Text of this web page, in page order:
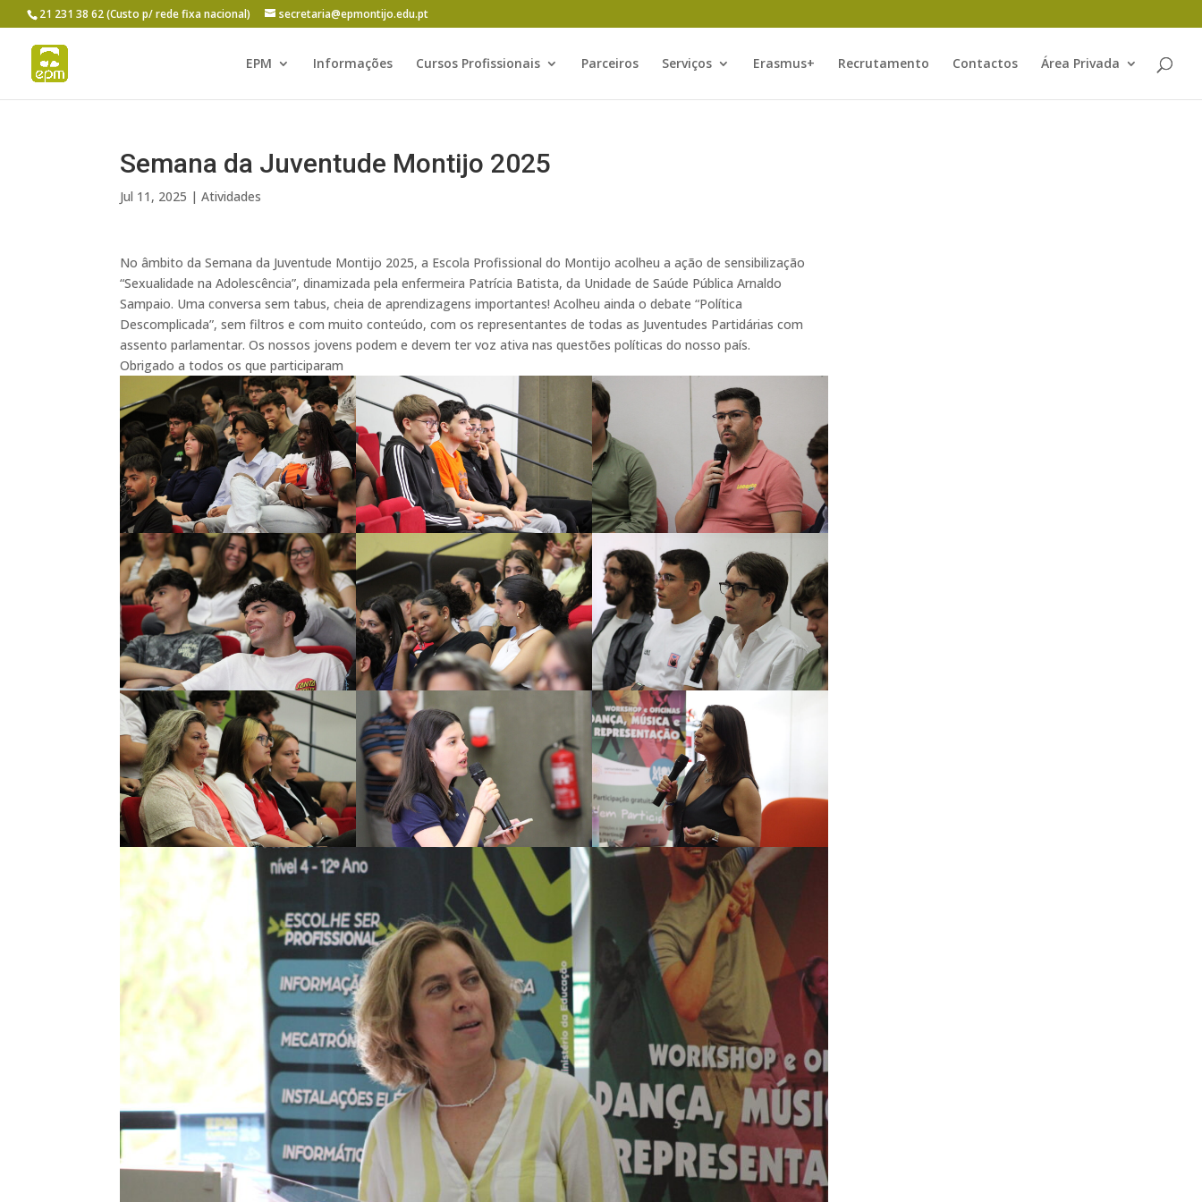
21 231 38 62 (Custo p/ rede fixa nacional) secretaria@epmontijo.edu.pt
EPM Informações Cursos Profissionais Parceiros Serviços Erasmus+ Recrutamento Contactos Área Privada
Semana da Juventude Montijo 2025
Jul 11, 2025 |Atividades
No âmbito da Semana da Juventude Montijo 2025, a Escola Profissional do Montijo acolheu a ação de sensibilização
“Sexualidade na Adolescência”, dinamizada pela enfermeira Patrícia Batista, da Unidade de Saúde Pública Arnaldo
Sampaio. Uma conversa sem tabus, cheia de aprendizagens importantes! Acolheu ainda o debate “Política
Descomplicada”, sem filtros e com muito conteúdo, com os representantes de todas as Juventudes Partidárias com
assento parlamentar. Os nossos jovens podem e devem ter voz ativa nas questões políticas do nosso país.
Obrigado a todos os que participaram